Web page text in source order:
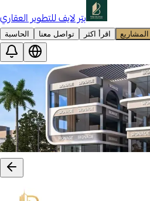
بتر لايف للتطوير العقاري
المشاريع اقرأ اكثر تواصل معنا الحاسبة